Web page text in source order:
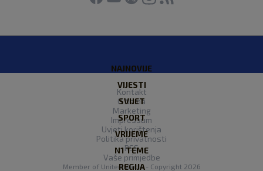
NAJNOVIJE
VIJESTI
SVIJET
SPORT
VRIJEME
N1 TEME
REGIJA
Kontakt
O Nama
Marketing
Impressum
Uvjeti korištenja
Politika privatnosti
RSS
Vaše primjedbe
Member of United Media- Copyright 2026